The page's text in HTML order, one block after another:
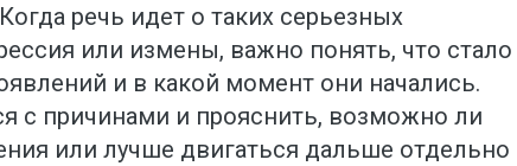
речь идет о таких серьезных
или измены, важно понять, что стало
и в какой момент они начались.
с причинами и прояснить, возможно ли
или лучше двигаться дальше отдельно